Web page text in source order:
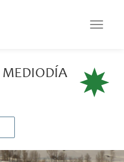
Toggle
MEDIODÍA